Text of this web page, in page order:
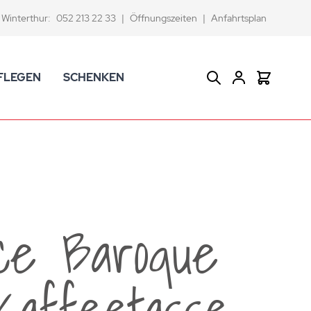
Winterthur: 052 213 22 33 | Öffnungszeiten | Anfahrtsplan
-sprudler
und Ersatzbürsten
Badezimmer-Artikel
SCHENKEN Suche
Baroque